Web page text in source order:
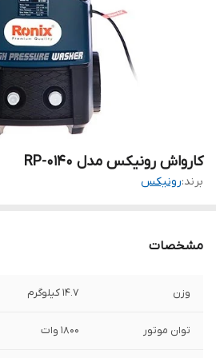
کارواش رونیکس مدل RP-0140
برند:رونیکس
مشخصات
وزن 14.7 کیلوگرم
توان موتور 1800 وات